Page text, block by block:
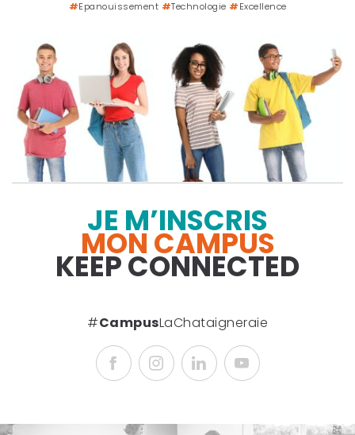
#Epanouissement #Technologie #Excellence
JE M’INSCRIS
MON CAMPUS
KEEP CONNECTED
#CampusLaChataigneraie